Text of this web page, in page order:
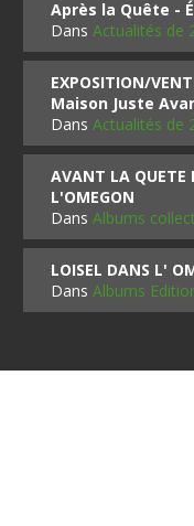
Après la Quête -
DansActualités de
EXPOSITION/
Maison Juste
DansActualités de
AVANT LA QUETE
L'OMEGON
DansAlbums
LOISEL DANS L'
DansAlbums